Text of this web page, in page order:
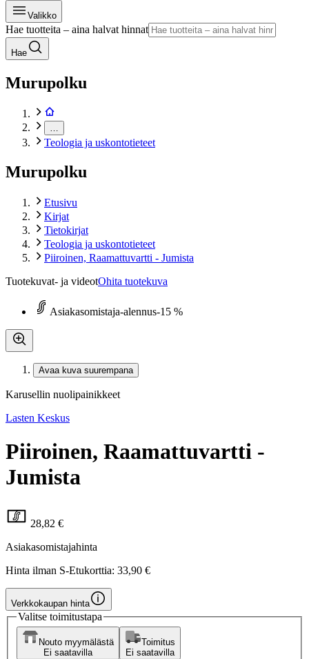
Valikko
Hae tuotteita – aina halvat hinnat
Hae
Murupolku
Teologia ja uskontotieteet
Murupolku
Etusivu
Kirjat
Tietokirjat
Teologia ja uskontotieteet
Piiroinen, Raamattuvartti - Jumista
Tuotekuvat- ja videotOhita tuotekuva
Asiakasomistaja-alennus-15 %
Avaa kuva suurempana
Karusellin nuolipainikkeet
Lasten Keskus
Piiroinen, Raamattuvartti -
Jumista
28,82 €
Asiakasomistajahinta
Hinta ilman S-Etukorttia: 33,90 €
Verkkokaupan hinta
Valitse toimitustapa
Nouto myymälästä
Ei saatavilla
Toimitus
Ei saatavilla